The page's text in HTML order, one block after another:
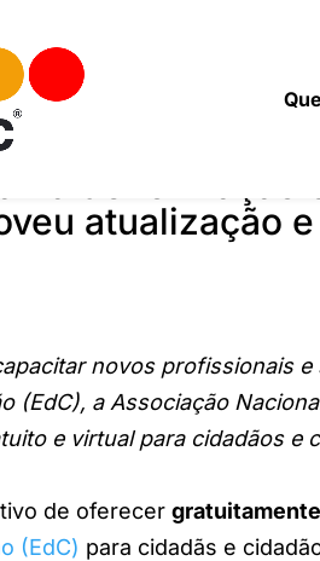
atualização
novos profissionais
(EdC), a Associação
e virtual para cidadãos e
de oferecergratuitamente
(EdC) para cidadãs e